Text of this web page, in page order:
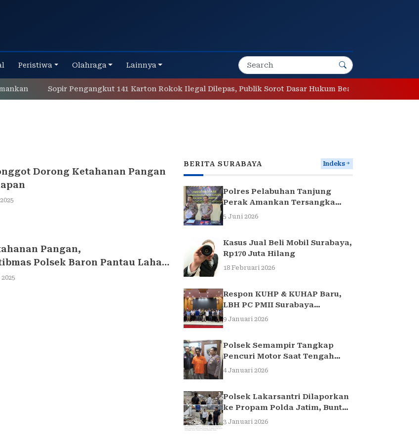
Peristiwa Olahraga Lainnya
Sopir Pengangkut 141 Karton Rokok Ilegal Dilepas, Publik Sorot Dasar Hukum Bea Cukai Juanda
Dorong Ketahanan Pangan
Pangan,
Polsek Baron Pantau Lahan
BERITA SURABAYA Indeks
Polres Pelabuhan Tanjung
Perak Amankan Tersangka
Pencuri Komponen Traffic
5 Juni 2026
Kasus Jual Beli Mobil Surabaya,
Rp170 Juta Hilang
18 Februari 2026
Respon KUHP & KUHAP Baru,
LBH PC PMII Surabaya
Selenggarakan Sarasehan
9 Januari 2026
Polsek Semampir Tangkap
Pencuri Motor Saat Tengah
Jadi Amuk Massa
4 Januari 2026
Polsek Lakarsantri Dilaporkan
ke Propam Polda Jatim, Buntut
Kasus Nenek Elina
3 Januari 2026